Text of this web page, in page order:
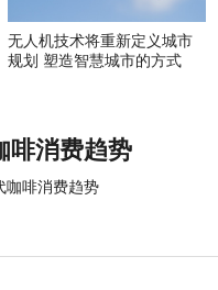
无人机技术将重新定义城市
规划 塑造智慧城市的方式
啡消费趋势
咖啡消费趋势